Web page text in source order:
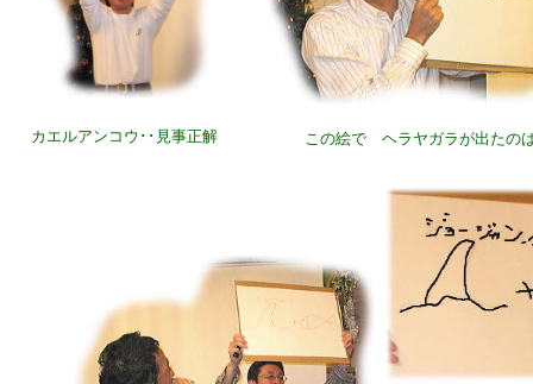
カエルアンコウ･･見事正解 この絵で ヘラヤガラが出たの